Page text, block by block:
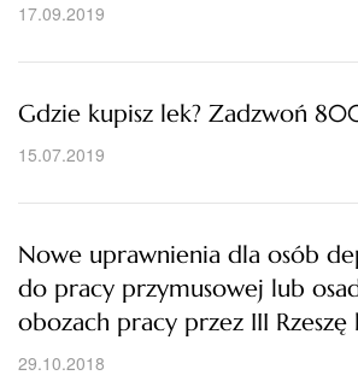
17.09.2019
Gdzie kupisz lek? Zadzwoń
15.07.2019
Nowe uprawnienia dla osób
do pracy przymusowej lub
obozach pracy przez III Rzeszę
29.10.2018